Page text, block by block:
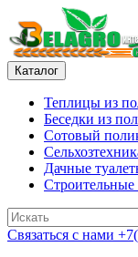
Каталог
Теплицы из
Беседки из
Сотовый
Дачные
Связаться с нами